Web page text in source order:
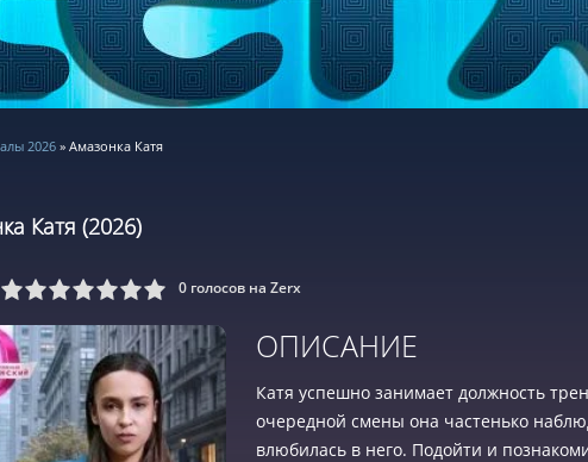
2026 » Амазонка Катя
Катя (2026)
9 10 0 голосов на Zerx
ОПИСАНИЕ
Катя успешно занимает должность
очередной смены она частенько
влюбилась в него. Подойти и